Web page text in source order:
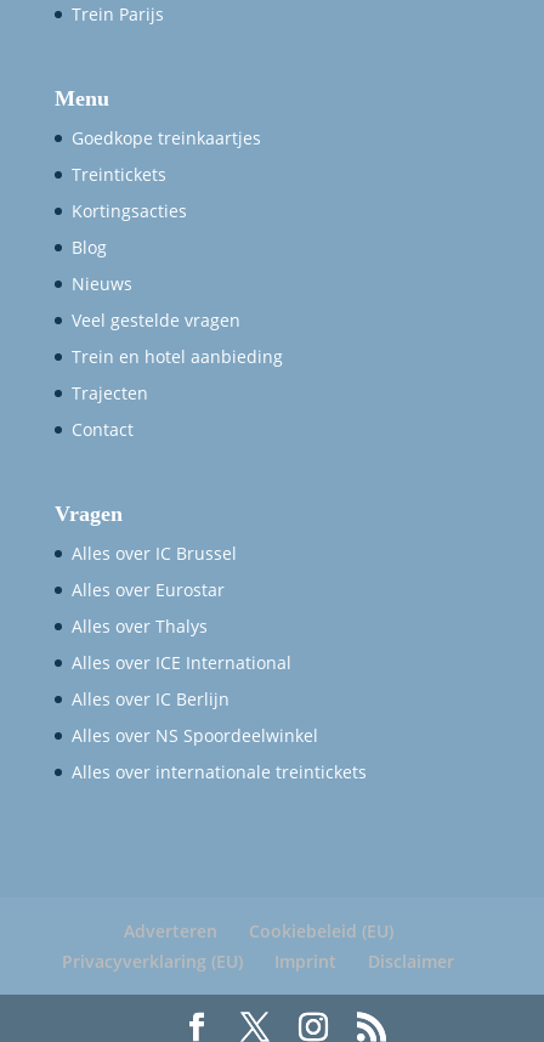
Trein Parijs
Menu
Goedkope treinkaartjes
Treintickets
Kortingsacties
Blog
Nieuws
Veel gestelde vragen
Trein en hotel aanbieding
Trajecten
Contact
Vragen
Alles over IC Brussel
Alles over Eurostar
Alles over Thalys
Alles over ICE International
Alles over IC Berlijn
Alles over NS Spoordeelwinkel
Alles over internationale treintickets
Adverteren
Cookiebeleid (EU)
Privacyverklaring (EU)
Imprint Disclaimer